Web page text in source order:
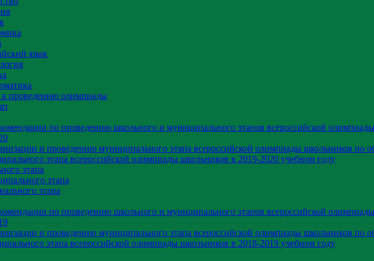
язык
к проведению олимпиады
по проведению школьного и муниципального этапов всероссийской
и проведению муниципального этапа всероссийской олимпиады школьников по
этапа всероссийской олимпиады школьников в 2019-2020 учебном году
этапа
этапа
этапа
по проведению школьного и муниципального этапов всероссийской
и проведению муниципального этапа всероссийской олимпиады школьников по
этапа всероссийской олимпиады школьников в 2018-2019 учебном году